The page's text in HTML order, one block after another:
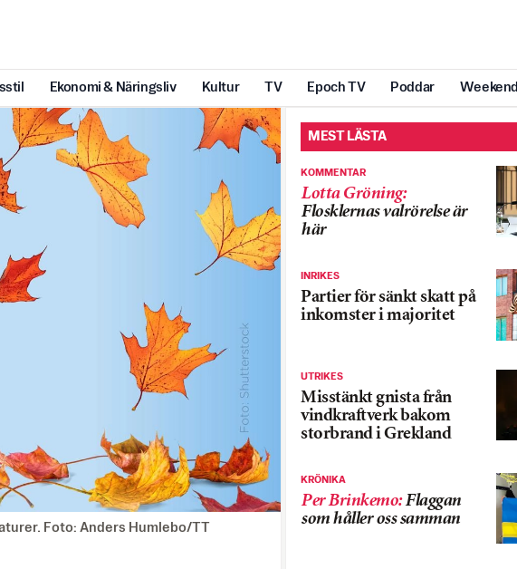
Ekonomi & Näringsliv Kultur TV Epoch TV Poddar Weekend
Foto: Anders Humlebo/TT
MEST LÄSTA
KOMMENTAR
Lotta Gröning:
Flosklernas valrörelse är
här
INRIKES
Partier för sänkt skatt på
inkomster i majoritet
UTRIKES
Misstänkt gnista från
vindkraftverk bakom
storbrand i Grekland
KRÖNIKA
Per Brinkemo:Flaggan
som håller oss samman